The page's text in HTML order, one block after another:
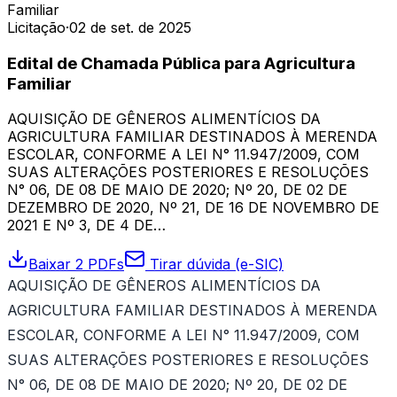
Familiar
Licitação·02 de set. de 2025
Edital de Chamada Pública para Agricultura
Familiar
AQUISIÇÃO DE GÊNEROS ALIMENTÍCIOS DA
AGRICULTURA FAMILIAR DESTINADOS À MERENDA
ESCOLAR, CONFORME A LEI N° 11.947/2009, COM
SUAS ALTERAÇÕES POSTERIORES E RESOLUÇÕES
N° 06, DE 08 DE MAIO DE 2020; Nº 20, DE 02 DE
DEZEMBRO DE 2020, Nº 21, DE 16 DE NOVEMBRO DE
2021 E Nº 3, DE 4 DE…
Baixar 2 PDFs
Tirar dúvida (e-SIC)
AQUISIÇÃO DE GÊNEROS ALIMENTÍCIOS DA
AGRICULTURA FAMILIAR DESTINADOS À MERENDA
ESCOLAR, CONFORME A LEI N° 11.947/2009, COM
SUAS ALTERAÇÕES POSTERIORES E RESOLUÇÕES
N° 06, DE 08 DE MAIO DE 2020; Nº 20, DE 02 DE